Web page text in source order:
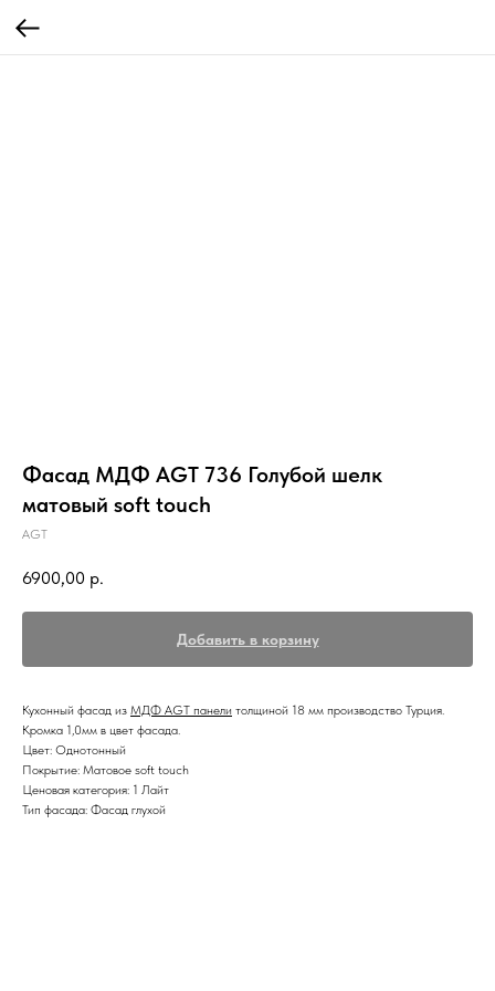
Фасад МДФ AGT 736 Голубой шелк
матовый soft touch
AGT
6900,00 р.
Добавить в корзину
Кухонный фасад из МДФ AGT панели толщиной 18 мм производство Турция.
Кромка 1,0мм в цвет фасада.
Цвет: Однотонный
Покрытие: Матовое soft touch
Ценовая категория: 1 Лайт
Тип фасада: Фасад глухой